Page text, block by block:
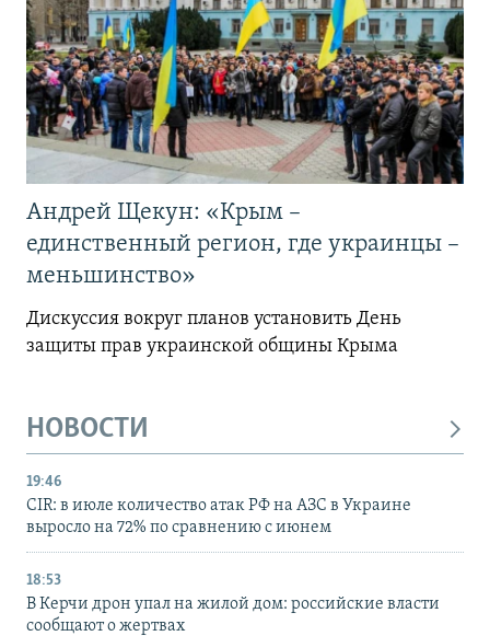
Андрей Щекун: «Крым –
единственный регион, где украинцы –
меньшинство»
Дискуссия вокруг планов установить День
защиты прав украинской общины Крыма
НОВОСТИ
19:46
CIR: в июле количество атак РФ на АЗС в Украине
выросло на 72% по сравнению с июнем
18:53
В Керчи дрон упал на жилой дом: российские власти
сообщают о жертвах